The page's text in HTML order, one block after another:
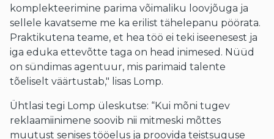
komplekteerimine parima võimaliku loovjõuga ja
sellele kavatseme me ka erilist tähelepanu pöörata.
Praktikutena teame, et hea töö ei teki iseenesest ja
iga eduka ettevõtte taga on head inimesed. Nüüd
on sündimas agentuur, mis parimaid talente
tõeliselt väärtustab," lisas Lomp.
Ühtlasi tegi Lomp üleskutse: “Kui mõni tugev
reklaamiinimene soovib nii mitmeski mõttes
muutust senises tööelus ja proovida teistsuguse